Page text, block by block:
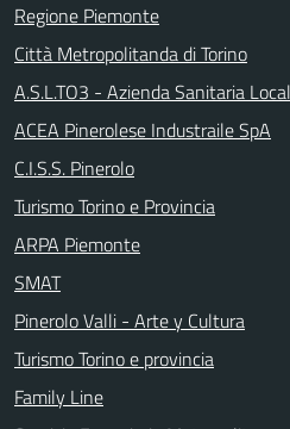
Regione Piemonte
Città Metropolitanda di Torino
A.S.L.TO3 - Azienda Sanitaria
ACEA Pinerolese Industraile SpA
C.I.S.S. Pinerolo
Turismo Torino e Provincia
ARPA Piemonte
SMAT
Pinerolo Valli - Arte y Cultura
Turismo Torino e provincia
Family Line